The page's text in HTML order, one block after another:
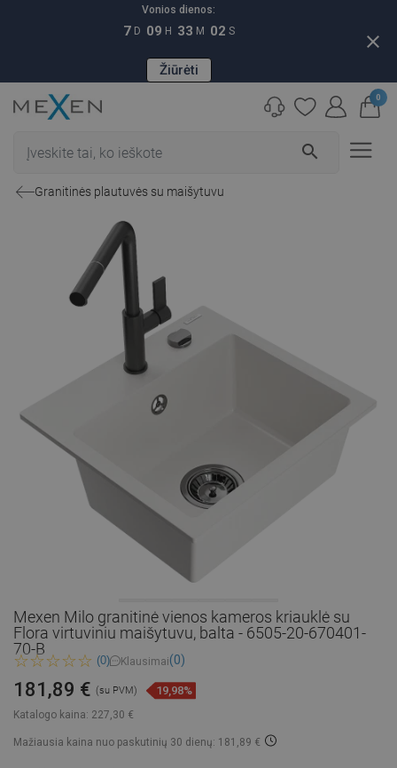
Vonios dienos:
7 D 09 H 33 M 01 S
Žiūrėti
close
search
0
Granitinės plautuvės su maišytuvu
Mexen Milo granitinė vienos kameros kriauklė su
Flora virtuviniu maišytuvu, balta - 6505-20-670401-
70-B
(0) Klausimai(0)
Katalogo kaina: 227,30 €
181,89 € (su PVM) 19,98%
Mažiausia kaina nuo paskutinių 30 dienų: 181,89 €